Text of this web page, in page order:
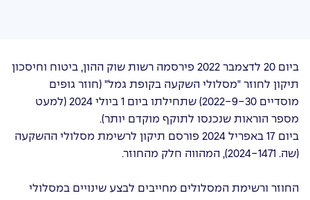
ביום 20 לדצמבר 2022 פירסמה רשות שוק ההון, ביטוח וחיסכון
תיקון לחוזר "מסלולי השקעה בקופת גמל" (חוזר גופים
מוסדיים 2022-9-30) שתחילתו ביום 1 ביולי 2024 (למעט
מספר הוראות שנכנסו לתוקף מוקדם יותר).
ביום 17 באפריל 2024 פורסם תיקון לרשימת מסלולי ההשקעה
(שה. 2024-1471), המהווה חלק מהחוזר.
החוזר ורשימת המסלולים מחייבים לבצע שינויים במסלולי